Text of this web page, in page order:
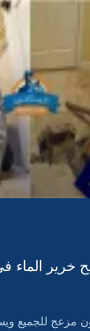
الماء
مزعج للجميع